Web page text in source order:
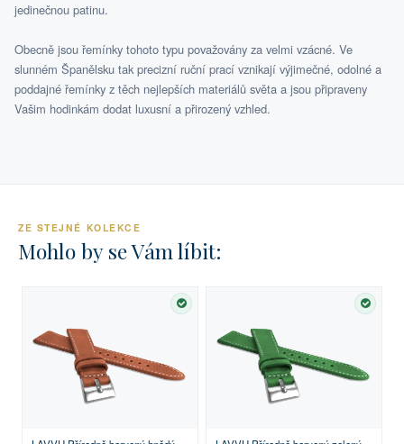
jedinečnou patinu.
Obecně jsou řemínky tohoto typu považovány za velmi vzácné. Ve
slunném Španělsku tak precizní ruční prací vznikají výjimečné, odolné a
poddajné řemínky z těch nejlepších materiálů světa a jsou připraveny
Vašim hodinkám dodat luxusní a přirozený vzhled.
ZE STEJNÉ KOLEKCE
Mohlo by se Vám líbit:
SKLADEM